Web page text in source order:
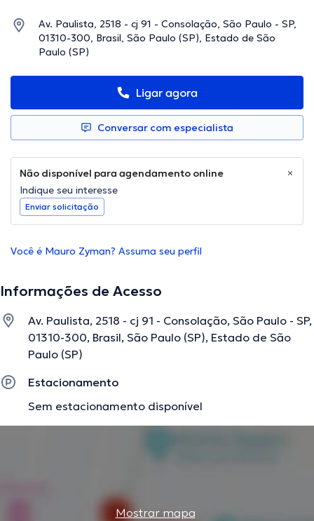
Av. Paulista, 2518 - cj 91 - Consolação, São Paulo - SP,
01310-300, Brasil, São Paulo (SP), Estado de São
Paulo (SP)
Ligar agora
Conversar com especialista
Não disponível para agendamento online
Indique seu interesse
Enviar solicitação
Você é Mauro Zyman? Assuma seu perfil
Informações de Acesso
Av. Paulista, 2518 - cj 91 - Consolação, São Paulo - SP,
01310-300, Brasil, São Paulo (SP), Estado de São
Paulo (SP)
Estacionamento
Sem estacionamento disponível
Mostrar mapa